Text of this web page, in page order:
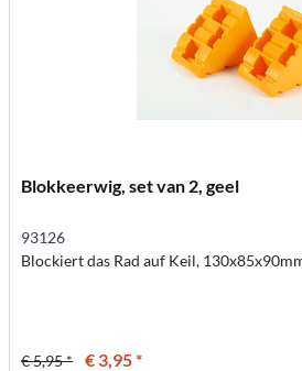
Blokkeerwig, set van 2, geel
93126
Blockiert das Rad auf Keil,
€ 5,95 * € 3,95 *